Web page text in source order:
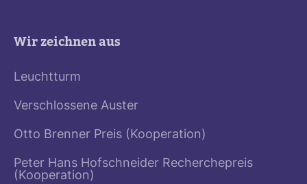
Wir zeichnen aus
Leuchtturm
Verschlossene Auster
Otto Brenner Preis (Kooperation)
Peter Hans Hofschneider Recherchepreis
(Kooperation)